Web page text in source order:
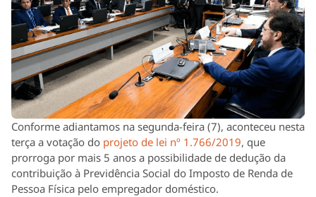
Conforme adiantamos na segunda-feira (7), aconteceu nesta
terça a votação do projeto de lei nº 1.766/2019, que
prorroga por mais 5 anos a possibilidade de dedução da
contribuição à Previdência Social do Imposto de Renda de
Pessoa Física pelo empregador doméstico.